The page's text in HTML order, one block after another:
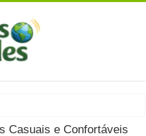
Quando o Consumo é
Casuais e Confortáveis